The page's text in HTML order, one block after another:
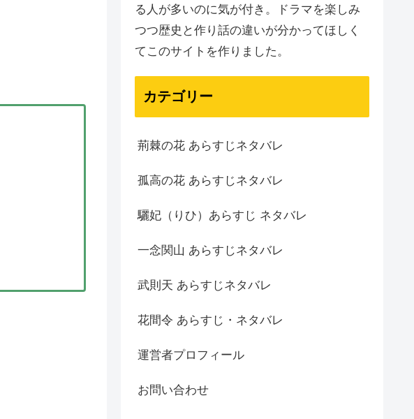
る人が多いのに気が付き。ドラマを楽しみ
つつ歴史と作り話の違いが分かってほしく
てこのサイトを作りました。
カテゴリー
荊棘の花 あらすじネタバレ
孤高の花 あらすじネタバレ
驪妃（りひ）あらすじ ネタバレ
一念関山 あらすじネタバレ
武則天 あらすじネタバレ
花間令 あらすじ・ネタバレ
運営者プロフィール
お問い合わせ